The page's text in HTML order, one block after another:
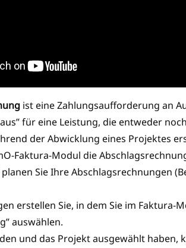
ist eine Zahlungsaufforderung an
für eine Leistung, die entweder
der Abwicklung eines Projektes
Faktura-Modul die
Sie Ihre Abschlagsrechnungen
erstellen Sie, in dem Sie im Faktura-
auswählen.
und das Projekt ausgewählt haben,